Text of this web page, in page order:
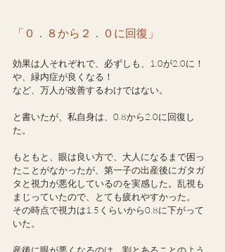
「０．８から２．０に回復」
効果は人それぞれで、必ずしも、1.0が2.0に！
や、緑内症が良くなる！
など、万人が改善するわけではない。
と書いたが、私自身は、0.8から2.0に回復し
た。
もともと、眼は良い方で、大人になるまで困っ
たことがなかったが、第一子の出産後にガタガ
タと視力が悪化しているのを実感した。乱視も
まじっていたので、とても疲れやすかった。
その時点で視力は1.5くらいから0.8に下がって
いた。